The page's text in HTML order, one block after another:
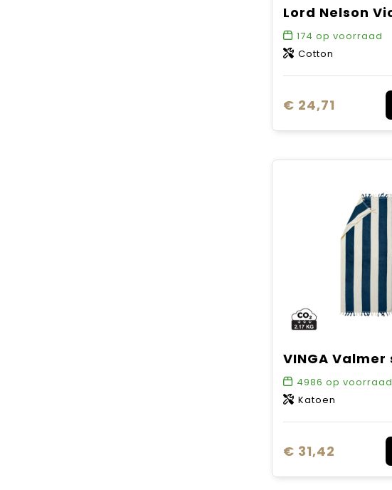
174 op voorraad
Cotton
€ 24,71
4986 op voorraad
Katoen
€ 31,42